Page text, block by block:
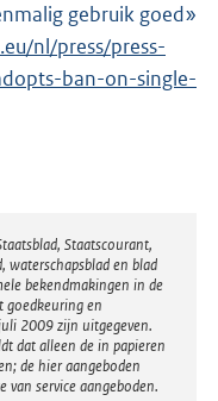
gebruik goed»
nl/press/press-
ban-on-single-
Staatscourant,
waterschapsblad en blad
bekendmakingen in de
goedkeuring en
2009 zijn uitgegeven.
dat alleen de in papieren
de hier aangeboden
van service aangeboden.